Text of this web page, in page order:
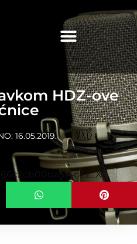
HDZ-ove
16.05.2019.